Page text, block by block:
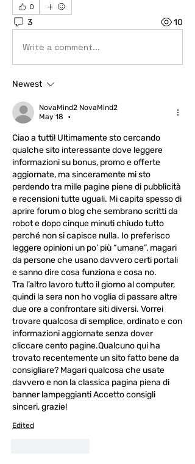
0
3 10
Write a comment...
Newest
NovaMind2 NovaMind2
May 18
•
Ciao a tutti! Ultimamente sto cercando
qualche sito interessante dove leggere
informazioni su bonus, promo e offerte
aggiornate, ma sinceramente mi sto
perdendo tra mille pagine piene di pubblicità
e recensioni tutte uguali. Mi capita spesso di
aprire forum o blog che sembrano scritti da
robot e dopo cinque minuti chiudo tutto
perché non si capisce nulla. Io preferisco
leggere opinioni un po’ più “umane”, magari
da persone che usano davvero certi portali
e sanno dire cosa funziona e cosa no.
Tra l’altro lavoro tutto il giorno al computer,
quindi la sera non ho voglia di passare altre
due ore a confrontare siti diversi. Vorrei
trovare qualcosa di semplice, ordinato e con
informazioni aggiornate senza dover
cliccare cento pagine.Qualcuno qui ha
trovato recentemente un sito fatto bene da
consigliare? Magari qualcosa che usate
davvero e non la classica pagina piena di
banner lampeggianti Accetto consigli
sinceri, grazie!
Edited